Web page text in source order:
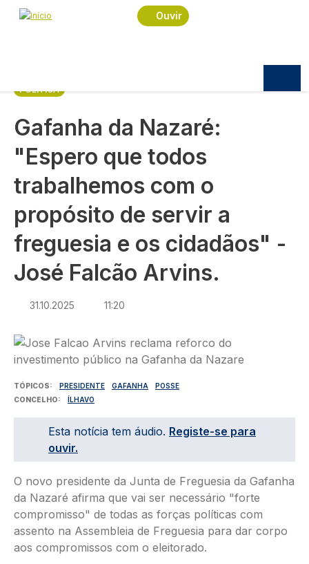
Passar para o conteúdo principal
Ouvir
Navegação estrutural
Início
Política
Gafanha da Nazaré: "Espero que todos
POLÍTICA
Gafanha da Nazaré:
"Espero que todos
trabalhemos com o
propósito de servir a
freguesia e os cidadãos" -
José Falcão Arvins.
31.10.2025 11:20
Imagem
TÓPICOS PRESIDENTE GAFANHA
POSSE
CONCELHO
ÍLHAVO
Esta notícia tem áudio. Registe-se para
ouvir.
O novo presidente da Junta de Freguesia da Gafanha
da Nazaré afirma que vai ser necessário "forte
compromisso" de todas as forças políticas com
assento na Assembleia de Freguesia para dar corpo
aos compromissos com o eleitorado.